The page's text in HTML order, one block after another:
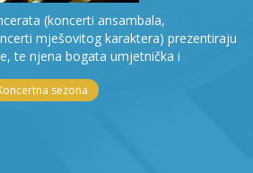
(koncerti ansambala,
mješovitog karaktera) prezentiraju
te njena bogata umjetnička i
sezona